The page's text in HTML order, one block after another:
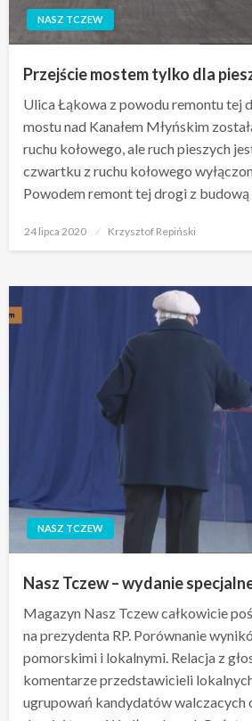
NASZ TCZEW
Przejście mostem tylko dla
Ulica Łąkowa z powodu remontu tej
mostu nad Kanałem Młyńskim
ruchu kołowego, ale ruch pieszych
czwartku z ruchu kołowego
Powodem remont tej drogi z budową
Opublikowane
24 lipca 2020 Krzysztof Repiński
NASZ TCZEW
Nasz Tczew – wydanie
Magazyn Nasz Tczew całkowicie
na prezydenta RP. Porównanie
pomorskimi i lokalnymi. Relacja z
komentarze przedstawicieli
ugrupowań kandydatów walczacych